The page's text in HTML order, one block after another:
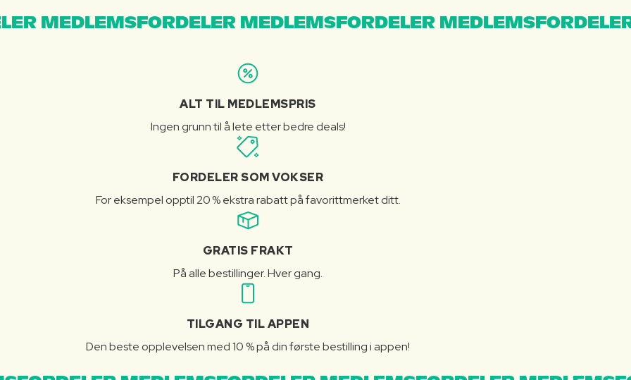
MEDLEMSFORDELER MEDLEMSFORDELER
ALT TIL MEDLEMSPRIS
Ingen grunn til å lete etter bedre deals!
FORDELER SOM VOKSER
For eksempel opptil 20 % ekstra rabatt på favorittmerket ditt.
GRATIS FRAKT
På alle bestillinger. Hver gang.
TILGANG TIL APPEN
Den beste opplevelsen med 10 % på din første bestilling i appen!